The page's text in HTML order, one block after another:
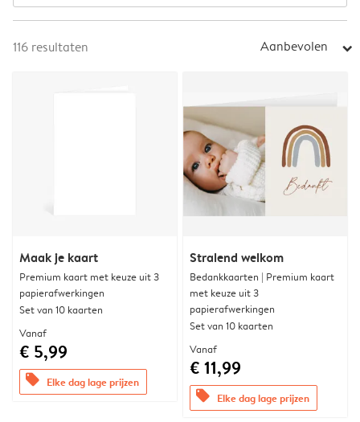
116 resultaten Aanbevolen arrow_right
Maak je kaart
Premium kaart met keuze uit 3
papierafwerkingen
Set van 10 kaarten
Vanaf
€ 5,99
offers Elke dag lage prijzen
Stralend welkom
Bedankkaarten | Premium kaart
met keuze uit 3
papierafwerkingen
Set van 10 kaarten
Vanaf
€ 11,99
offers Elke dag lage prijzen